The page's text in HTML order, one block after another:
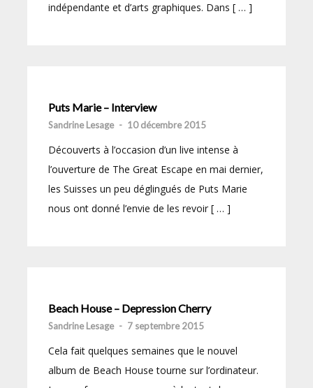
indépendante et d’arts graphiques. Dans [ … ]
Puts Marie – Interview
Sandrine Lesage - 10 décembre 2015
Découverts à l’occasion d’un live intense à
l’ouverture de The Great Escape en mai dernier,
les Suisses un peu déglingués de Puts Marie
nous ont donné l’envie de les revoir [ … ]
Beach House – Depression Cherry
Sandrine Lesage - 7 septembre 2015
Cela fait quelques semaines que le nouvel
album de Beach House tourne sur l’ordinateur.